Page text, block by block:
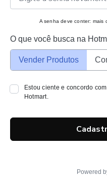
A senha deve conter: mais
O que você busca na
Vender Produtos
Estou ciente e concordo
Hotmart.
Powered